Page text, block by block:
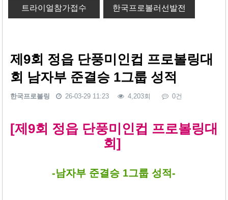
트라이얼참가접수 한국프로볼러선발전
제9회 정읍 단풍미인컵 프로볼링대
회 남자부 준결승 1그룹 성적
한국프로볼링 26-03-29 11:23 4,203회 0건
[제9회 정읍 단풍미인컵 프로볼링대
회]
-남자부 준결승 1그룹 성적-